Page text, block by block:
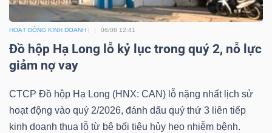
HOẠT ĐỘNG KINH DOANH 06/08 12:41
Đồ hộp Hạ Long lỗ kỷ lục trong quý 2, nỗ lực
giảm nợ vay
CTCP Đồ hộp Hạ Long (HNX: CAN) lỗ nặng nhất lịch sử
hoạt động vào quý 2/2026, đánh dấu quý thứ 3 liên tiếp
kinh doanh thua lỗ từ bê bối tiêu hủy heo nhiễm bệnh.
Sách
chính
Công
cụ